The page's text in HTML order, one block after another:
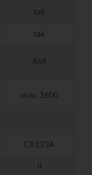
tak
tak
868
max. 1600
CR123A
II